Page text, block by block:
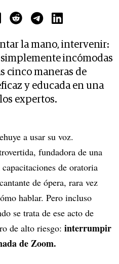
la mano, intervenir:
incómodas
cinco maneras de
y educada en una
expertos.
a usar su voz.
fundadora de una
de oratoria
de ópera, rara vez
hablar. Pero incluso
se trata de ese acto de
de alto riesgo: interrumpir
de Zoom.